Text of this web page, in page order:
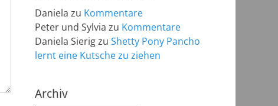
Daniela zu Kommentare
Peter und Sylvia zu Kommentare
Daniela Sierigzu Shetty Pony Pancho
lernt eine Kutsche zu ziehen
Archiv